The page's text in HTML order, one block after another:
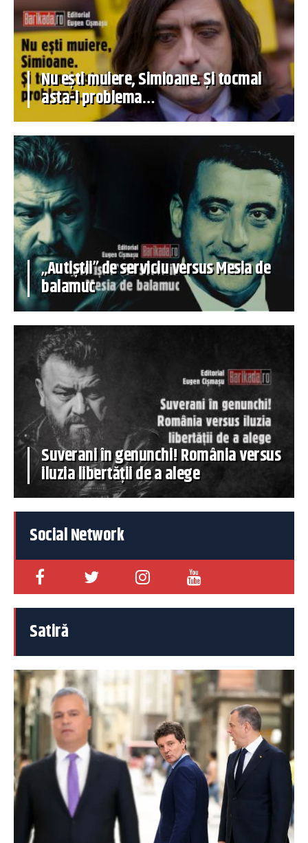
Nu ești muiere, Simioane. Și tocmai
asta-i problema…
„Autiștii” de serviciu versus Mesia de
balamuc
Suverani în genunchi! România versus
iluzia libertății de a alege
Social Network
Satiră